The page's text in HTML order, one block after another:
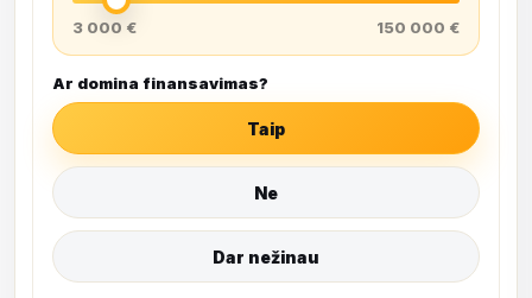
3 000 € 150 000 €
Ar domina finansavimas?
Taip
Ne
Dar nežinau